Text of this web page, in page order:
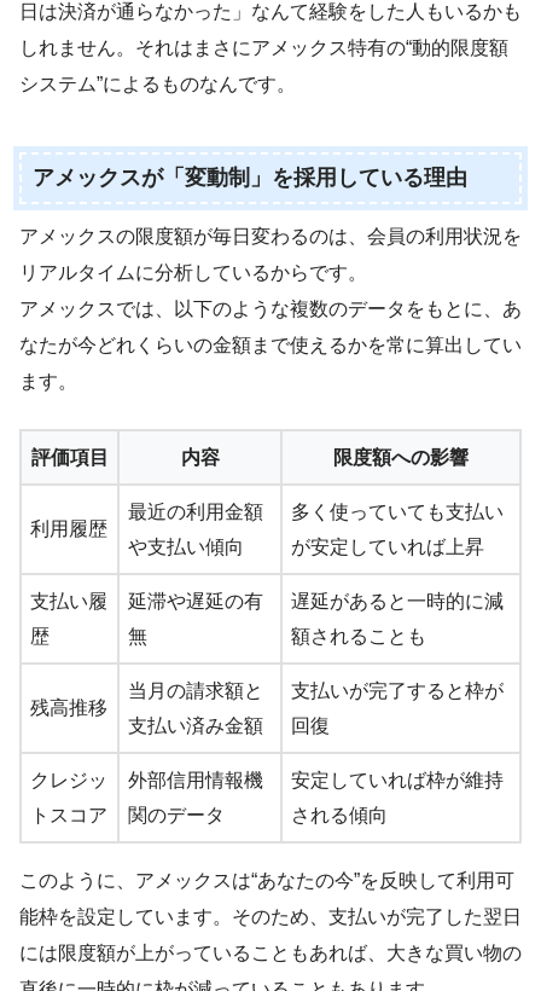
日は決済が通らなかった」なんて経験をした人もいるかも
しれません。それはまさにアメックス特有の“動的限度額
システム”によるものなんです。
アメックスが「変動制」を採用している理由
アメックスの限度額が毎日変わるのは、会員の利用状況を
リアルタイムに分析しているからです。
アメックスでは、以下のような複数のデータをもとに、あ
なたが今どれくらいの金額まで使えるかを常に算出してい
ます。
評価項目 内容 限度額への影響
利用履歴
最近の利用金額
や支払い傾向
多く使っていても支払い
が安定していれば上昇
支払い履
歴
延滞や遅延の有
無
遅延があると一時的に減
額されることも
残高推移
当月の請求額と
支払い済み金額
支払いが完了すると枠が
回復
クレジッ
トスコア
外部信用情報機
関のデータ
安定していれば枠が維持
される傾向
このように、アメックスは“あなたの今”を反映して利用可
能枠を設定しています。そのため、支払いが完了した翌日
には限度額が上がっていることもあれば、大きな買い物の